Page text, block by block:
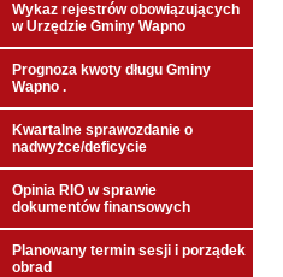
Wykaz rejestrów obowiązujących
w Urzędzie Gminy Wapno
Prognoza kwoty długu Gminy
Wapno .
Kwartalne sprawozdanie o
nadwyżce/deficycie
Opinia RIO w sprawie
dokumentów finansowych
Planowany termin sesji i porządek
obrad